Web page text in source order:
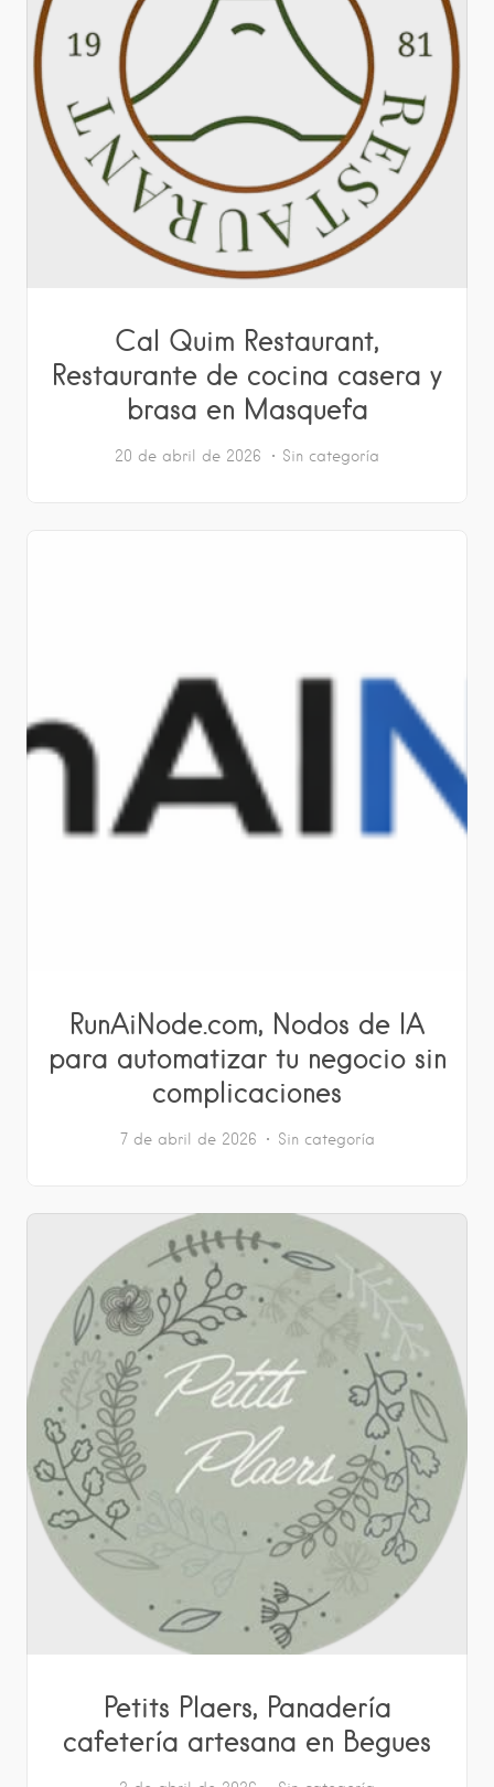
Cal Quim Restaurant,
Restaurante de cocina casera y
brasa en Masquefa
20 de abril de 2026 Sin categoría
RunAiNode.com, Nodos de IA
para automatizar tu negocio sin
complicaciones
7 de abril de 2026 Sin categoría
Petits Plaers, Panadería
cafetería artesana en Begues